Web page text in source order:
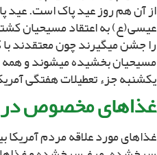
از آن هم روز عید پاک است. عید
عیسى(ع) به اعتقاد مسیحیان
را جشن مى‏گیرند چون معتقدند
مسیحیان بخشیده مى‏شوند و همه
یکشنبه جزء تعطیلات هفتگى
غذاهاى مخصوص در
غذاهاى مورد علاقه مردم